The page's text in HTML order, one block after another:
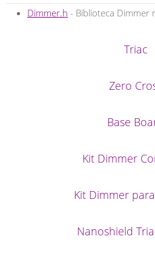
Dimmer.h - Biblioteca Dimmer
Triac
Zero
Base
Kit Dimmer
Kit Dimmer
Nanoshield